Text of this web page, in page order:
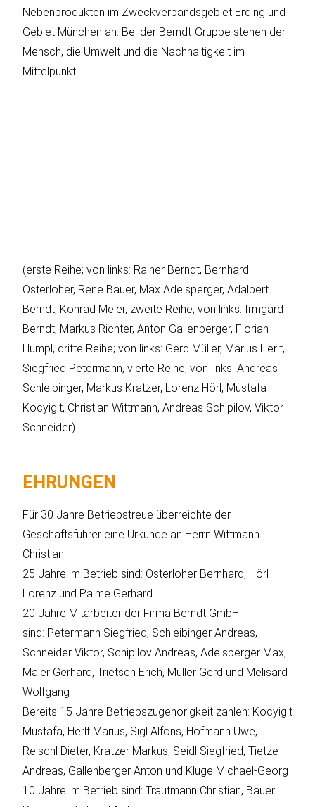
Nebenprodukten im Zweckverbandsgebiet Erding und
Gebiet München an. Bei der Berndt-Gruppe stehen der
Mensch, die Umwelt und die Nachhaltigkeit im
Mittelpunkt.
(erste Reihe; von links: Rainer Berndt, Bernhard
Osterloher, Rene Bauer, Max Adelsperger, Adalbert
Berndt, Konrad Meier, zweite Reihe; von links: Irmgard
Berndt, Markus Richter, Anton Gallenberger, Florian
Humpl, dritte Reihe; von links: Gerd Müller, Marius Herlt,
Siegfried Petermann, vierte Reihe; von links: Andreas
Schleibinger, Markus Kratzer, Lorenz Hörl, Mustafa
Kocyigit, Christian Wittmann, Andreas Schipilov, Viktor
Schneider)
EHRUNGEN
Für 30 Jahre Betriebstreue überreichte der
Geschäftsführer eine Urkunde an Herrn Wittmann
Christian
25 Jahre im Betrieb sind: Osterloher Bernhard, Hörl
Lorenz und Palme Gerhard
20 Jahre Mitarbeiter der Firma Berndt GmbH
sind: Petermann Siegfried, Schleibinger Andreas,
Schneider Viktor, Schipilov Andreas, Adelsperger Max,
Maier Gerhard, Trietsch Erich, Müller Gerd und Melisard
Wolfgang
Bereits 15 Jahre Betriebszugehörigkeit zählen: Kocyigit
Mustafa, Herlt Marius, Sigl Alfons, Hofmann Uwe,
Reischl Dieter, Kratzer Markus, Seidl Siegfried, Tietze
Andreas, Gallenberger Anton und Kluge Michael-Georg
10 Jahre im Betrieb sind: Trautmann Christian, Bauer